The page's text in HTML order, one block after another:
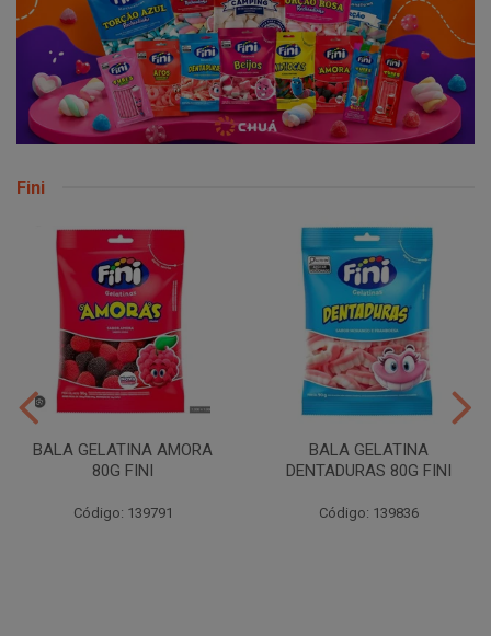
Fini
BALA GELATINA AMORA
80G FINI
Código: 139791
BALA GELATINA
DENTADURAS 80G FINI
Código: 139836